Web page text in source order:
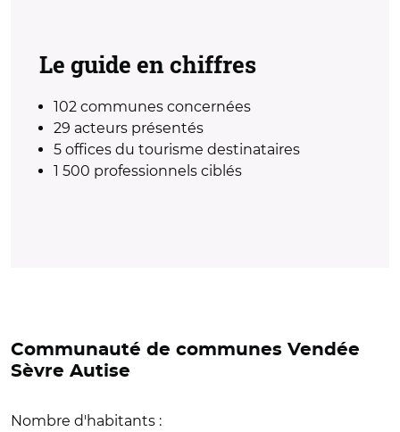
Le guide en chiffres
102 communes concernées
29 acteurs présentés
5 offices du tourisme destinataires
1 500 professionnels ciblés
Communauté de communes Vendée
Sèvre Autise
Nombre d'habitants :